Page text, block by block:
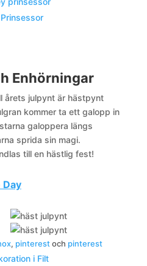
kr
Enhörningar
årets julpynt är hästpynt
kommer ta ett galopp in
galoppera längs
sprida sin magi.
till en hästlig fest!
Day
, pinterestoch pinterest